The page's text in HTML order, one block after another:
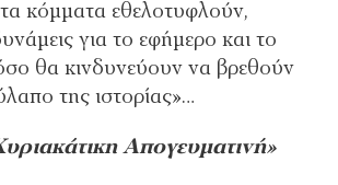
κόµµατα εθελοτυφλούν,
για το εφήµερο και το
θα κινδυνεύουν να βρεθούν
της ιστορίας»…
Απογευματινή»